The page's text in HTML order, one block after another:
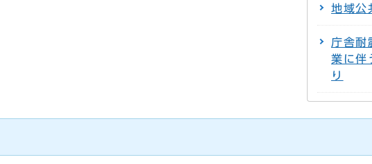
地域公
庁舎耐
業に伴
り